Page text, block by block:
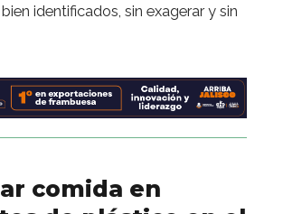
identificados, sin exagerar y sin
comida en